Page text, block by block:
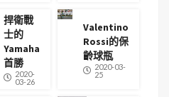
捍衛戰
士的
Yamaha
首勝
2020-
03-26
Valentino
Rossi的保
齡球瓶
2020-03-
25